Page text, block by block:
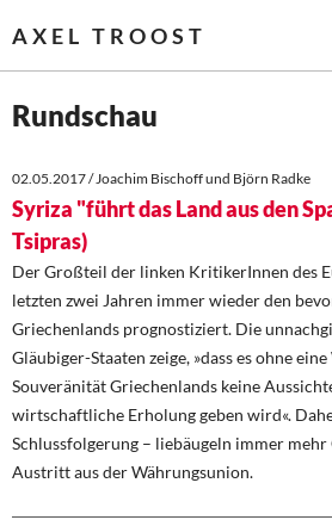
AXEL TROOST
Themen
Memo-Gruppe
Institut Solidarische Moderne
Rosa-Luxemburg-Stiftung
Über mich
Rundschau
02.05.2017 / Joachim Bischoff und Björn Radke
Syriza "führt das Land aus den
Tsipras)
Der Großteil der linken KritikerInnen des
letzten zwei Jahren immer wieder den
Griechenlands prognostiziert. Die
Gläubiger-Staaten zeige, »dass es ohne
Souveränität Griechenlands keine
wirtschaftliche Erholung geben wird«.
Schlussfolgerung – liebäugeln immer
Austritt aus der Währungsunion.